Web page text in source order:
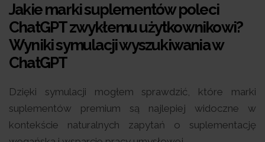
Jakie marki suplementów poleci
ChatGPT zwykłemu użytkownikowi?
Wyniki symulacji wyszukiwania w
ChatGPT
Dzięki symulacji mogłem sprawdzić, które marki
suplementów premium są najlepiej widoczne w
kontekście naturalnych zapytań o suplementację